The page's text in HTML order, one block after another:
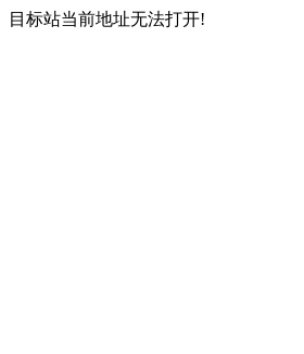
目标站当前地址无法打开!